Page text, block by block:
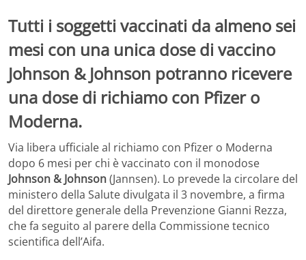
Tutti i soggetti vaccinati da almeno sei
mesi con una unica dose di vaccino
Johnson & Johnson potranno ricevere
una dose di richiamo con Pfizer o
Moderna.
Via libera ufficiale al richiamo con Pfizer o Moderna
dopo 6 mesi per chi è vaccinato con il monodose
Johnson & Johnson(Jannsen). Lo prevede la circolare del
ministero della Salute divulgata il 3 novembre, a firma
del direttore generale della Prevenzione Gianni Rezza,
che fa seguito al parere della Commissione tecnico
scientifica dell’Aifa.